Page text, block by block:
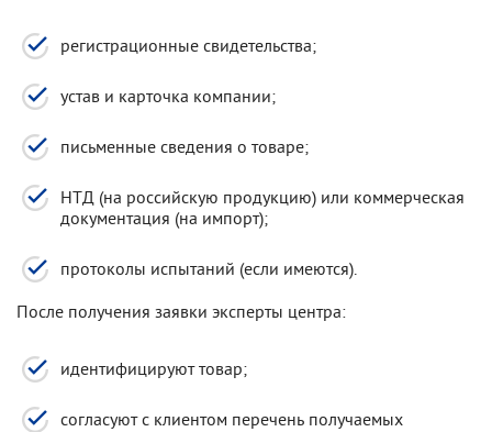
регистрационные свидетельства;
устав и карточка компании;
письменные сведения о товаре;
НТД (на российскую продукцию) или коммерческая
документация (на импорт);
протоколы испытаний (если имеются).
После получения заявки эксперты центра:
идентифицируют товар;
согласуют с клиентом перечень получаемых